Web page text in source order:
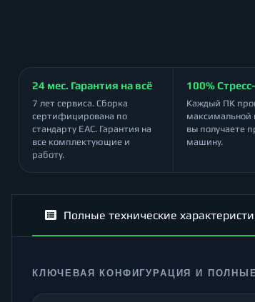
24 мес. Гарантия на всё
7 лет сервиса. Сборка
сертифицирована по
стандарту ЕАС. Гарантия на
все комплектующие и
работу.
100%
Каждый ПК
максимальной
вы получаете
машину.
Полные технические
КЛЮЧЕВАЯ КОНФИГУРАЦИЯ И